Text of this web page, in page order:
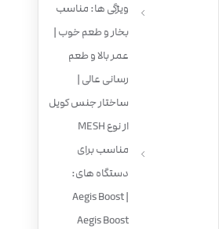
ویژگی ها: مناسب
بخار و طعم خوب |
عمر بالا و طعم
رسانی عالی |
ساختار جنس کویل
از نوع MESH
مناسب برای
دستگاه های:
Aegis Boost |
Aegis Boost